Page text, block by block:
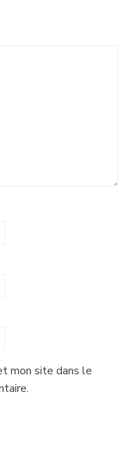
mon site dans le